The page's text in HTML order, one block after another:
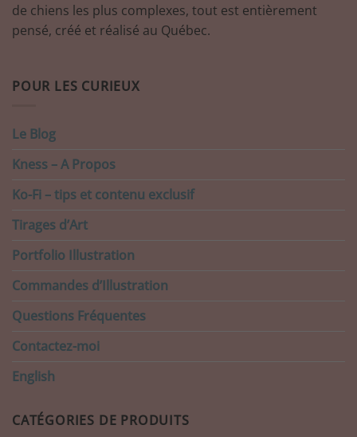
de chiens les plus complexes, tout est entièrement
pensé, créé et réalisé au Québec.
POUR LES CURIEUX
Le Blog
Kness – A Propos
Ko-Fi – tips et contenu exclusif
Tirages d’Art
Portfolio Illustration
Commandes d’Illustration
Questions Fréquentes
Contactez-moi
English
CATÉGORIES DE PRODUITS